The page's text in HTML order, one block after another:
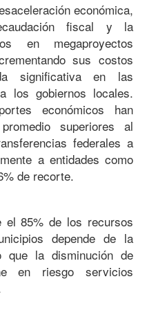
económica,
fiscal y la
en megaproyectos
sus costos
significativa en las
los gobiernos locales.
económicos han
superiores al
federales a
a entidades como
de recorte.
el 85% de los recursos
depende de la
que la disminución de
en riesgo servicios